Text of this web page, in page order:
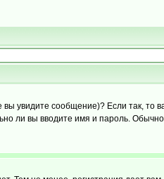
увидите сообщение)? Если так, то
ли вы вводите имя и пароль.